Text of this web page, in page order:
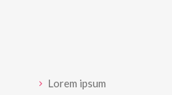
Lorem ipsum